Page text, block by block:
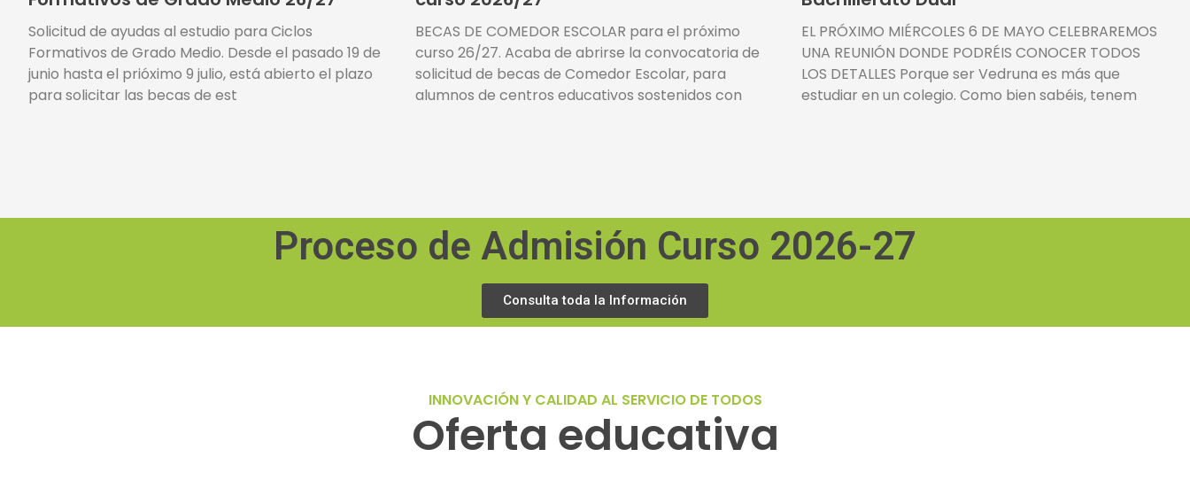
Solicitud de ayudas al estudio para Ciclos
Formativos de Grado Medio. Desde el pasado 19 de
junio hasta el prióximo 9 julio, está abierto el plazo
para solicitar las becas de est
BECAS DE COMEDOR ESCOLAR para el próximo
curso 26/27. Acaba de abrirse la convocatoria de
solicitud de becas de Comedor Escolar, para
alumnos de centros educativos sostenidos con
EL PRÓXIMO MIÉRCOLES 6 DE MAYO CELEBRAREMOS
UNA REUNIÓN DONDE PODRÉIS CONOCER TODOS
LOS DETALLES Porque ser Vedruna es más que
estudiar en un colegio. Como bien sabéis, tenem
Proceso de Admisión Curso 2026-27
Consulta toda la Información
INNOVACIÓN Y CALIDAD AL SERVICIO DE TODOS
Oferta educativa